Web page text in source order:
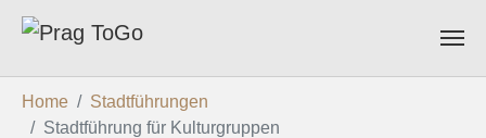
Home
Stadtführungen
Stadtführung für Kulturgruppen